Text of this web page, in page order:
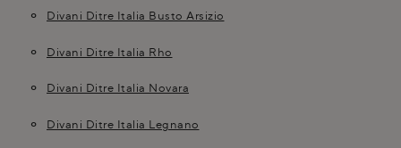
Divani Ditre Italia Busto Arsizio
Divani Ditre Italia Rho
Divani Ditre Italia Novara
Divani Ditre Italia Legnano